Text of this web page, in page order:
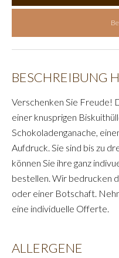
BESCHREIBUNG
Verschenken Sie Freude!
einer knusprigen
Schokoladenganache,
Aufdruck. Sie sind bis zu
können Sie ihre ganz
bestellen. Wir bedrucken
oder einer Botschaft.
eine individuelle Offerte.
ALLERGENE